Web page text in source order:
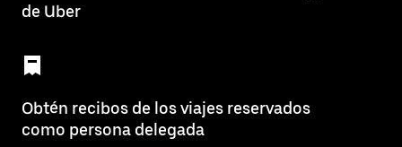
de Uber
Obtén recibos de los viajes reservados
como persona delegada